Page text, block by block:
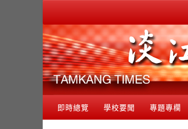
即時總覽 學校要聞 專題專欄